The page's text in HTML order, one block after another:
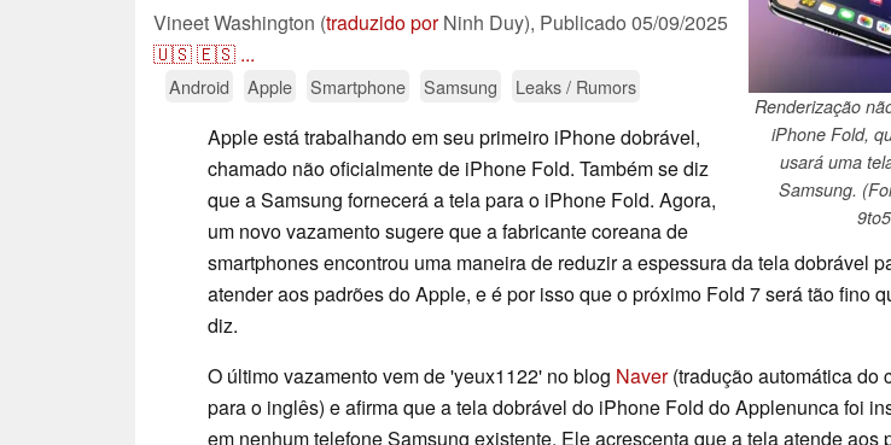
Renderização
iPhone Fold,
usará uma
Samsung.
Vineet Washington (traduzido porNinh Duy), Publicado 05/09/2025
🇺🇸🇪🇸 ...
Android Apple Smartphone Samsung Leaks / Rumors
Apple está trabalhando em seu primeiro iPhone dobrável,
chamado não oficialmente de iPhone Fold. Também se diz
que a Samsung fornecerá a tela para o iPhone Fold. Agora,
um novo vazamento sugere que a fabricante coreana de
smartphones encontrou uma maneira de reduzir a espessura da tela dobrável
atender aos padrões do Apple, e é por isso que o próximo Fold 7 será tão fino
diz.
O último vazamento vem de 'yeux1122' no blog Naver(tradução automática do
para o inglês) e afirma que a tela dobrável do iPhone Fold do Applenunca foi
em nenhum telefone Samsung existente. Ele acrescenta que a tela atende aos